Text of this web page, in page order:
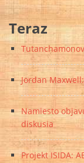
Teraz
Jordan
Namiesto
diskusia
Projekt ISIDA: